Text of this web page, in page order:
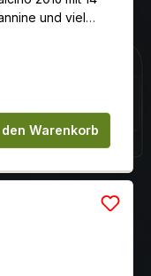
und viel
Satt und
den Warenkorb